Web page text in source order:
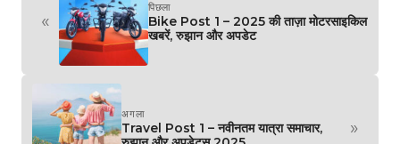
«
पिछला
Bike Post 1 – 2025 की ताज़ा मोटरसाइकिल
खबरें, रुझान और अपडेट
अगला
Travel Post 1 – नवीनतम यात्रा समाचार,
»